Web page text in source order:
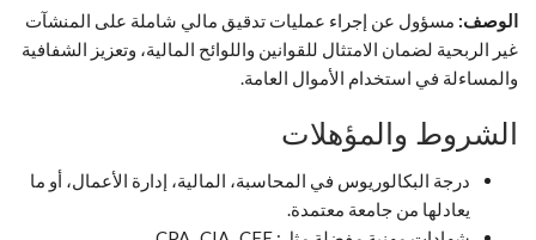
الوصف: مسؤول عن إجراء عمليات تدقيق مالي شاملة على المنشآت
غير الربحية لضمان الامتثال للقوانين واللوائح المالية، وتعزيز الشفافية
والمساءلة في استخدام الأموال العامة.
الشروط والمؤهلات
درجة البكالوريوس في المحاسبة، المالية، إدارة الأعمال، أو ما
يعادلها من جامعة معتمدة.